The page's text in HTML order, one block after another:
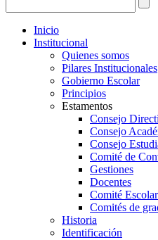
Inicio
Institucional
Quienes somos
Pilares Institucionales
Gobierno Escolar
Principios
Estamentos
Consejo
Consejo
Consejo
Comité de
Gestiones
Docentes
Comité
Comités de
Historia
Identificación